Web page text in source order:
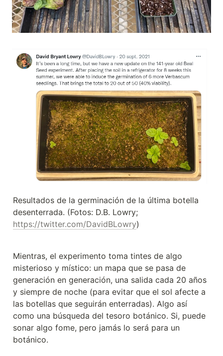
Resultados de la germinación de la última botella
https://twitter.com/DavidBLowry)
Mientras, el experimento toma tintes de algo
misterioso y místico: un mapa que se pasa de
generación en generación, una salida cada 20 años
y siempre de noche (para evitar que el sol afecte a
las botellas que seguirán enterradas). Algo así
como una búsqueda del tesoro botánico. Si, puede
sonar algo fome, pero jamás lo será para un
botánico.